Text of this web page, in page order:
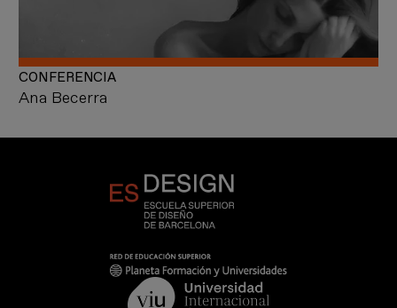
Ana Becerra
CONFERENCIA